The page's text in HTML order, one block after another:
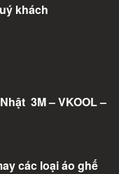
khách
3M – VKOOL –
các loại áo ghế